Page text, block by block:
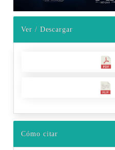
Ver / Descargar
Cómo citar